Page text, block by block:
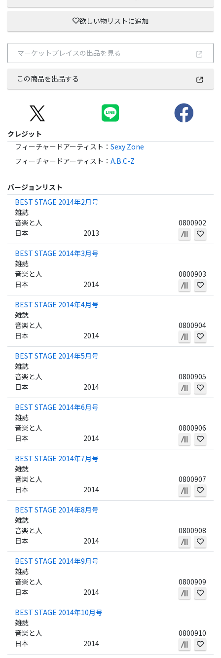
欲しい物リストに追加
マーケットプレイスの出品を見る
この商品を出品する
クレジット
フィーチャードアーティスト ： Sexy Zone
フィーチャードアーティスト ： A.B.C-Z
バージョンリスト
BEST STAGE 2014年2月号
雑誌
音楽と人
0800902
日本
2013
BEST STAGE 2014年3月号
雑誌
音楽と人
0800903
日本
2014
BEST STAGE 2014年4月号
雑誌
音楽と人
0800904
日本
2014
BEST STAGE 2014年5月号
雑誌
音楽と人
0800905
日本
2014
BEST STAGE 2014年6月号
雑誌
音楽と人
0800906
日本
2014
BEST STAGE 2014年7月号
雑誌
音楽と人
0800907
日本
2014
BEST STAGE 2014年8月号
雑誌
音楽と人
0800908
日本
2014
BEST STAGE 2014年9月号
雑誌
音楽と人
0800909
日本
2014
BEST STAGE 2014年10月号
雑誌
音楽と人
0800910
日本
2014